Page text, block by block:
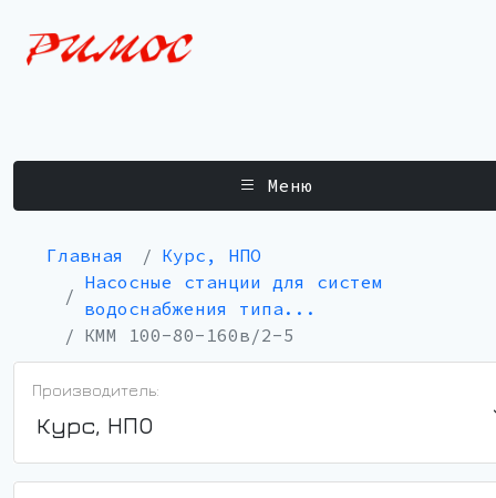
Меню
Главная
Курс, НПО
Насосные станции для систем
водоснабжения типа...
КММ 100-80-160в/2-5
Производитель:
Курс, НПО